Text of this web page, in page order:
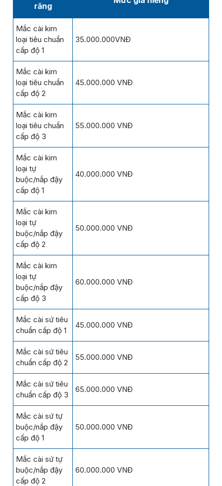
răng
Mắc cài kim
loại tiêu chuẩn
cấp độ 1
35.000.000VNĐ
Mắc cài kim
loại tiêu chuẩn
cấp độ 2
45.000.000 VNĐ
Mắc cài kim
loại tiêu chuẩn
cấp độ 3
55.000.000 VNĐ
Mắc cài kim
loại tự
buộc/nắp đậy
cấp độ 1
40.000.000 VNĐ
Mắc cài kim
loại tự
buộc/nắp đậy
cấp độ 2
50.000.000 VNĐ
Mắc cài kim
loại tự
buộc/nắp đậy
cấp độ 3
60.000.000 VNĐ
Mắc cài sứ tiêu
chuẩn cấp độ 1
45.000.000 VNĐ
Mắc cài sứ tiêu
chuẩn cấp độ 2
55.000.000 VNĐ
Mắc cài sứ tiêu
chuẩn cấp độ 3
65.000.000 VNĐ
Mắc cài sứ tự
buộc/nắp đậy
cấp độ 1
50.000.000 VNĐ
Mắc cài sứ tự
buộc/nắp đậy
cấp độ 2
60.000.000 VNĐ